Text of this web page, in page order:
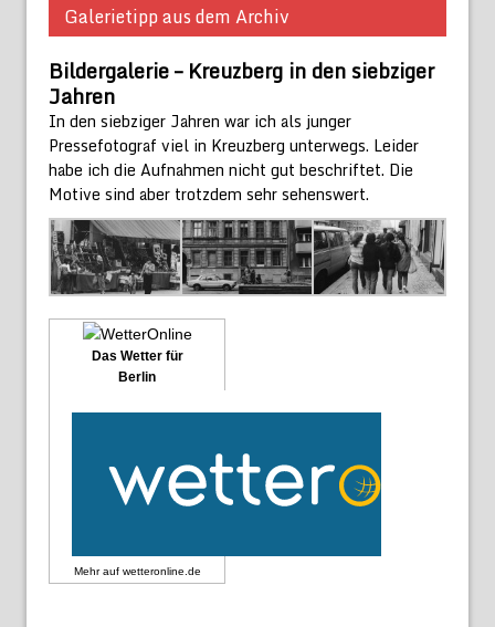
Galerietipp aus dem Archiv
Bildergalerie – Kreuzberg in den siebziger
Jahren
In den siebziger Jahren war ich als junger
Pressefotograf viel in Kreuzberg unterwegs. Leider
habe ich die Aufnahmen nicht gut beschriftet. Die
Motive sind aber trotzdem sehr sehenswert.
Das Wetter für
Berlin
Mehr auf wetteronline.de